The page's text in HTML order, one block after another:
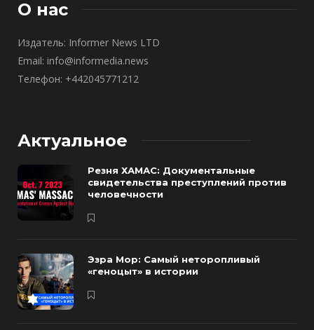
О нас
Издатель: Informer News LTD
Email: info@informedia.news
Телефон: +442045771212
Актуальное
Резня ХАМАС: Документальные
свидетельства преступлений против
человечности
Эзра Мор: Самый неторопливый
«геноцыт» в истории